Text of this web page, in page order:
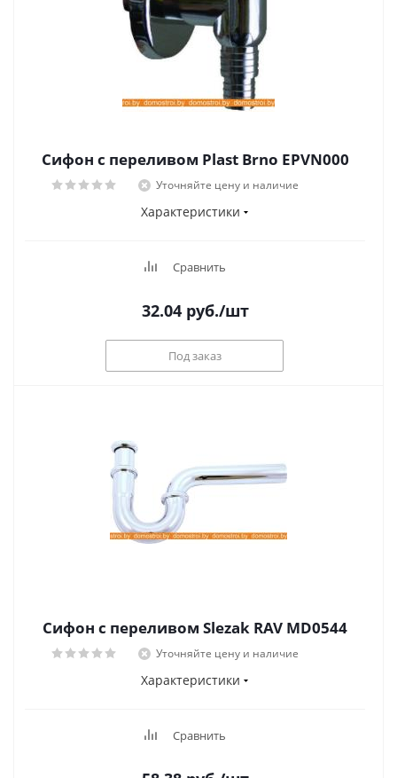
Сифон с переливом Plast Brno EPVN000
Уточняйте цену и наличие
Характеристики
Сравнить
32.04 руб./шт
Под заказ
Сифон с переливом Slezak RAV MD0544
Уточняйте цену и наличие
Характеристики
Сравнить